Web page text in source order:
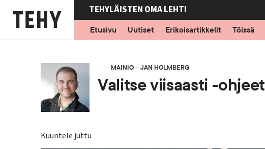
pääsisältöön
TEHYLÄISTEN OMA LEHTI
Etusivu
Uutiset Erikoisartikkelit Töissä
KIRJOITTAJA
MAINIO – JAN HOLMBERG
Valitse viisaasti -ohjeet
Kuuntele juttu